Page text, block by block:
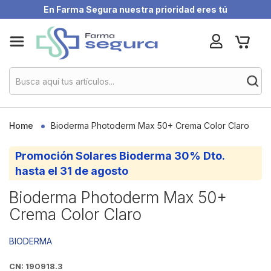
En Farma Segura nuestra prioridad eres tú
to
Content
My
Home Bioderma Photoderm Max 50+ Crema Color Claro
Promoción Solares Bioderma 30% Dto.
hasta el 31 de agosto
Bioderma Photoderm Max 50+
Crema Color Claro
BIODERMA
CN: 190918.3